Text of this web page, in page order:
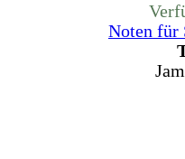
Noten für